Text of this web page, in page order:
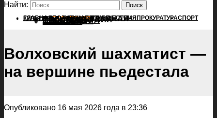
Найти:
ГЛАВНАЯПОЛИТИКАПРОИСШЕСТВИЯ ПРОКУРАТУРАСПОРТ
КУЛЬТУРАПОСЕЛЕНИЯГЛАВНАЯ
ПОЛИТИКА
ПРОИСШЕСТВИЯ
ПРОКУРАТУРА
СПОРТ
КУЛЬТУРА
ПОСЕЛЕНИЯ
Волховский шахматист —
на вершине пьедестала
Опубликовано 16 мая 2026 года в 23:36